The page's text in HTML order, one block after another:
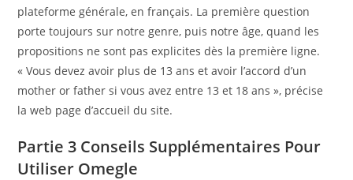
plateforme générale, en français. La première question
porte toujours sur notre genre, puis notre âge, quand les
propositions ne sont pas explicites dès la première ligne.
« Vous devez avoir plus de 13 ans et avoir l’accord d’un
mother or father si vous avez entre 13 et 18 ans », précise
la web page d’accueil du site.
Partie 3 Conseils Supplémentaires Pour
Utiliser Omegle